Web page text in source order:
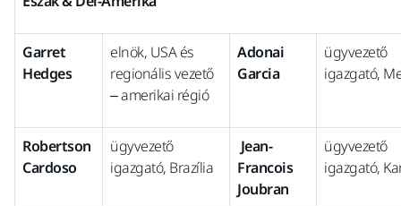
Garret
Hedges
elnök, USA és
regionális vezető
– amerikai régió
Adonai
Garcia
ügyvezető
igazgató,
Robertson
Cardoso
ügyvezető
igazgató, Brazília
Jean-
Francois
Joubran
ügyvezető
igazgató,